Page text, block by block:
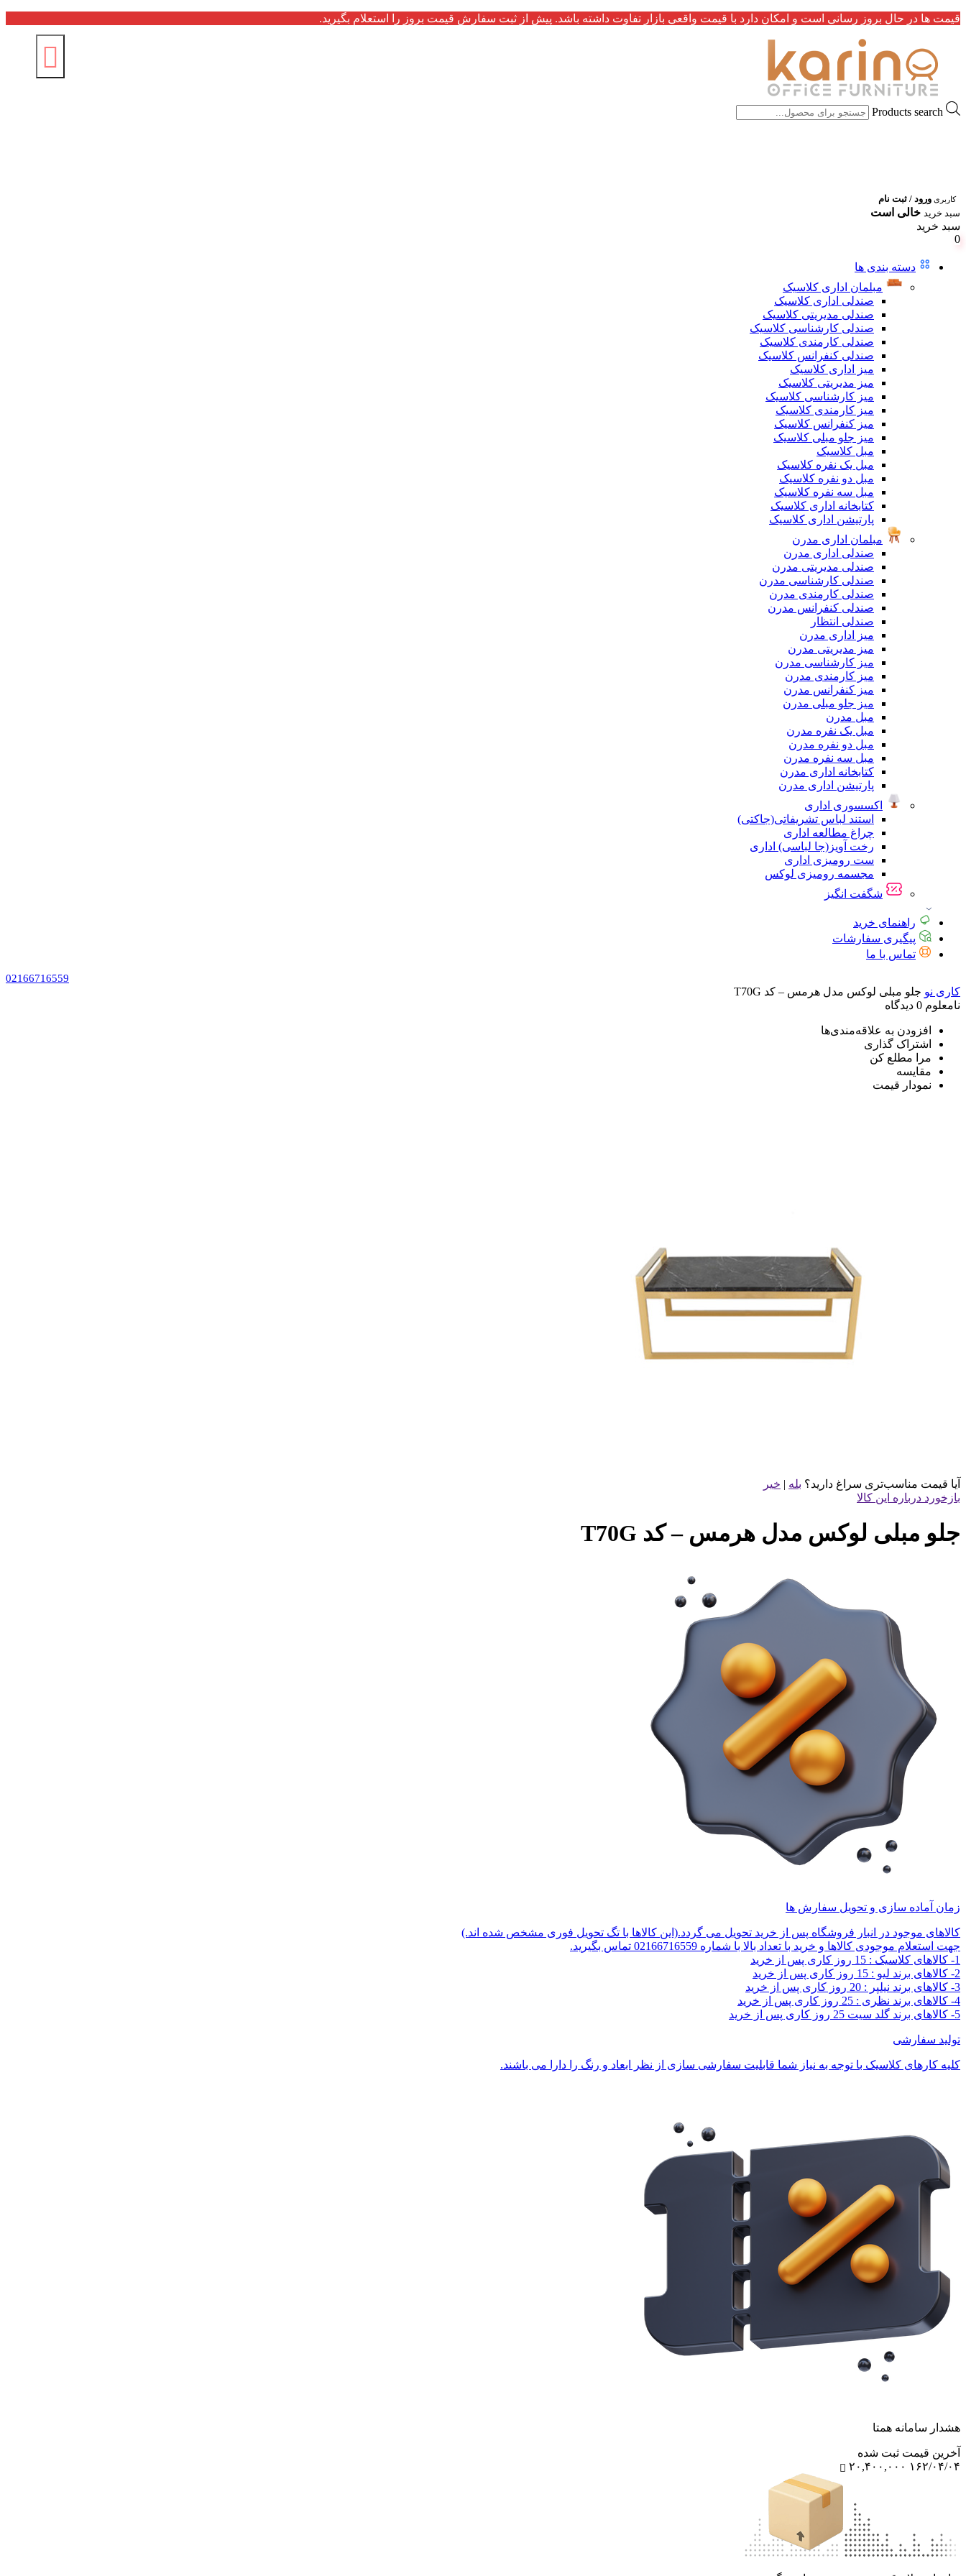
قیمت ها در حال بروز رسانی است و امکان دارد با قیمت واقعی بازار تفاوت داشته باشد. پیش از ثبت سفارش قیمت بروز را استعلام بگیرید.
Products search
کاربری ورود / ثبت نام
سبد خرید خالی است
سبد خرید
0
دسته بندی ها
مبلمان اداری کلاسیک
صندلی اداری کلاسیک
صندلی مدیریتی کلاسیک
صندلی کارشناسی کلاسیک
صندلی کارمندی کلاسیک
صندلی کنفرانس کلاسیک
میز اداری کلاسیک
میز مدیریتی کلاسیک
میز کارشناسی کلاسیک
میز کارمندی کلاسیک
میز کنفرانس کلاسیک
میز جلو مبلی کلاسیک
مبل کلاسیک
مبل یک نفره کلاسیک
مبل دو نفره کلاسیک
مبل سه نفره کلاسیک
کتابخانه اداری کلاسیک
پارتیشن اداری کلاسیک
مبلمان اداری مدرن
صندلی اداری مدرن
صندلی مدیریتی مدرن
صندلی کارشناسی مدرن
صندلی کارمندی مدرن
صندلی کنفرانس مدرن
صندلی انتظار
میز اداری مدرن
میز مدیریتی مدرن
میز کارشناسی مدرن
میز کارمندی مدرن
میز کنفرانس مدرن
میز جلو مبلی مدرن
مبل مدرن
مبل یک نفره مدرن
مبل دو نفره مدرن
مبل سه نفره مدرن
کتابخانه اداری مدرن
پارتیشن اداری مدرن
اکسسوری اداری
استند لباس تشریفاتی(جاکتی)
چراغ مطالعه اداری
رخت آویز(جا لباسی) اداری
ست رومیزی اداری
مجسمه رومیزی لوکس
شگفت انگیز
راهنمای خرید
پیگیری سفارشات
تماس با ما
02166716559
کاری نو جلو مبلی لوکس مدل هرمس – کد T70G
نامعلوم 0 دیدگاه
افزودن به علاقه‌مندی‌ها
اشتراک گذاری
مرا مطلع کن
مقایسه
نمودار قیمت
آیا قیمت مناسب‌تری سراغ دارید؟ بله | خیر
بازخورد درباره این کالا
جلو مبلی لوکس مدل هرمس – کد T70G
زمان آماده سازی و تحویل سفارش ها
کالاهای موجود در انبار فروشگاه پس از خرید تحویل می گردد.(این کالاها با تگ تحویل فوری مشخص شده اند.)
جهت استعلام موجودی کالاها و خرید با تعداد بالا با شماره 02166716559 تماس بگیرید.
1- کالاهای کلاسیک : 15 روز کاری پس از خرید
2- کالاهای برند لیو : 15 روز کاری پس از خرید
3- کالاهای برند نیلپر : 20 روز کاری پس از خرید
4- کالاهای برند نظری : 25 روز کاری پس از خرید
5- کالاهای برند گلد سیت 25 روز کاری پس از خرید
تولید سفارشی
کلیه کارهای کلاسیک با توجه به نیاز شما قابلیت سفارشی سازی از نظر ابعاد و رنگ را دارا می باشند.
هشدار سامانه همتا
آخرین‌ قیمت ثبت‌ شده
۱۶۲/۰۴/۰۴ ۲۰,۴۰۰,۰۰۰